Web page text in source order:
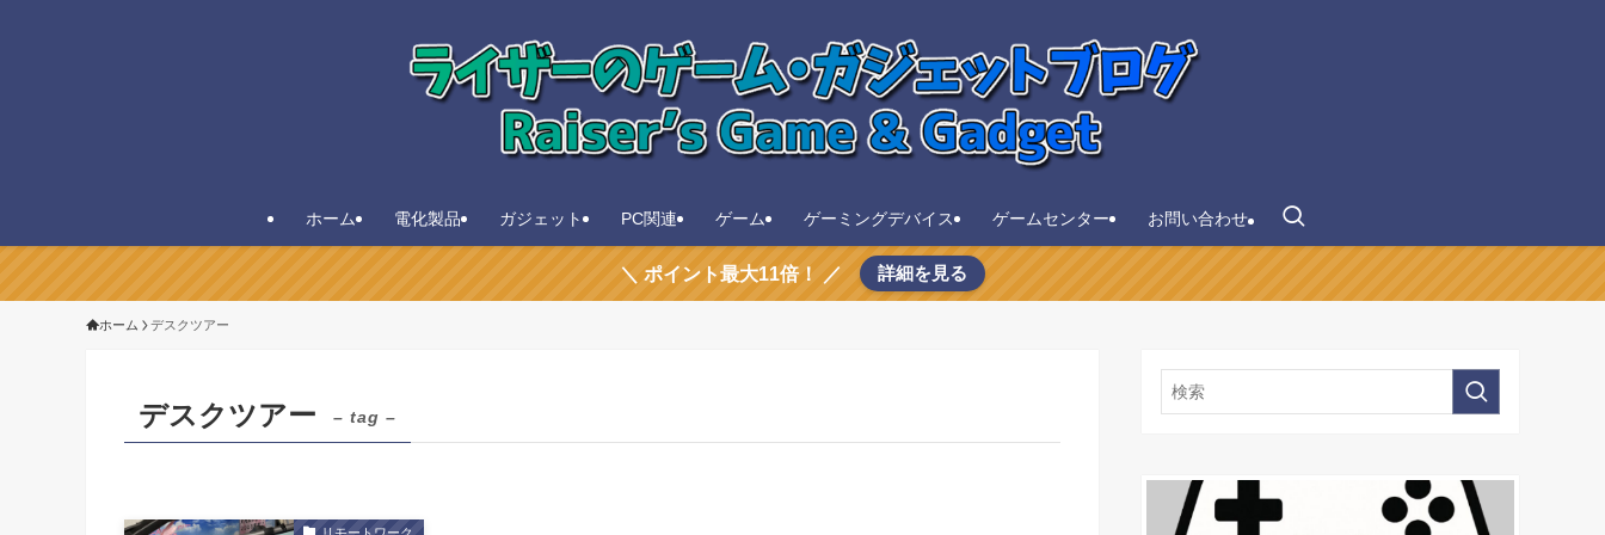
ホーム 電化製品 ガジェット PC関連 ゲーム ゲーミングデバイス ゲームセンター お問い合わせ
＼ ポイント最大11倍！ ／ 詳細を見る
ホーム デスクツアー
デスクツアー – tag –